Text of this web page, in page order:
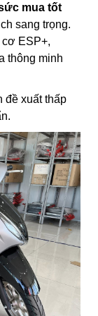
mua tốt
sang trọng.
ESP+,
thông minh
đề xuất thấp